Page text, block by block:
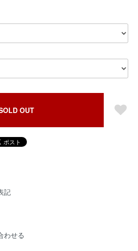
OUT
記
わせる